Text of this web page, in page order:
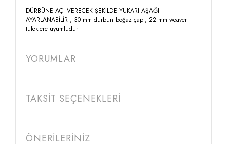
DÜRBÜNE AÇI VERECEK ŞEKİLDE YUKARI AŞAĞI
AYARLANABİLİR , 30 mm dürbün boğaz çapı, 22 mm weaver
tüfeklere uyumludur
YORUMLAR
TAKSİT SEÇENEKLERİ
ÖNERİLERİNİZ